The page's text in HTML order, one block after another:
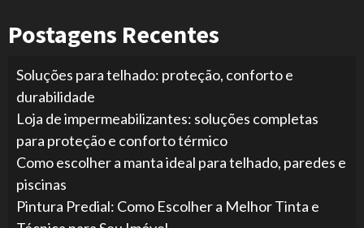
Postagens Recentes
Soluções para telhado: proteção, conforto e
durabilidade
Loja de impermeabilizantes: soluções completas
para proteção e conforto térmico
Como escolher a manta ideal para telhado, paredes e
piscinas
Pintura Predial: Como Escolher a Melhor Tinta e